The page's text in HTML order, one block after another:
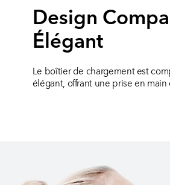
Design
Élégant
Le boîtier de chargement est
élégant, offrant une prise en